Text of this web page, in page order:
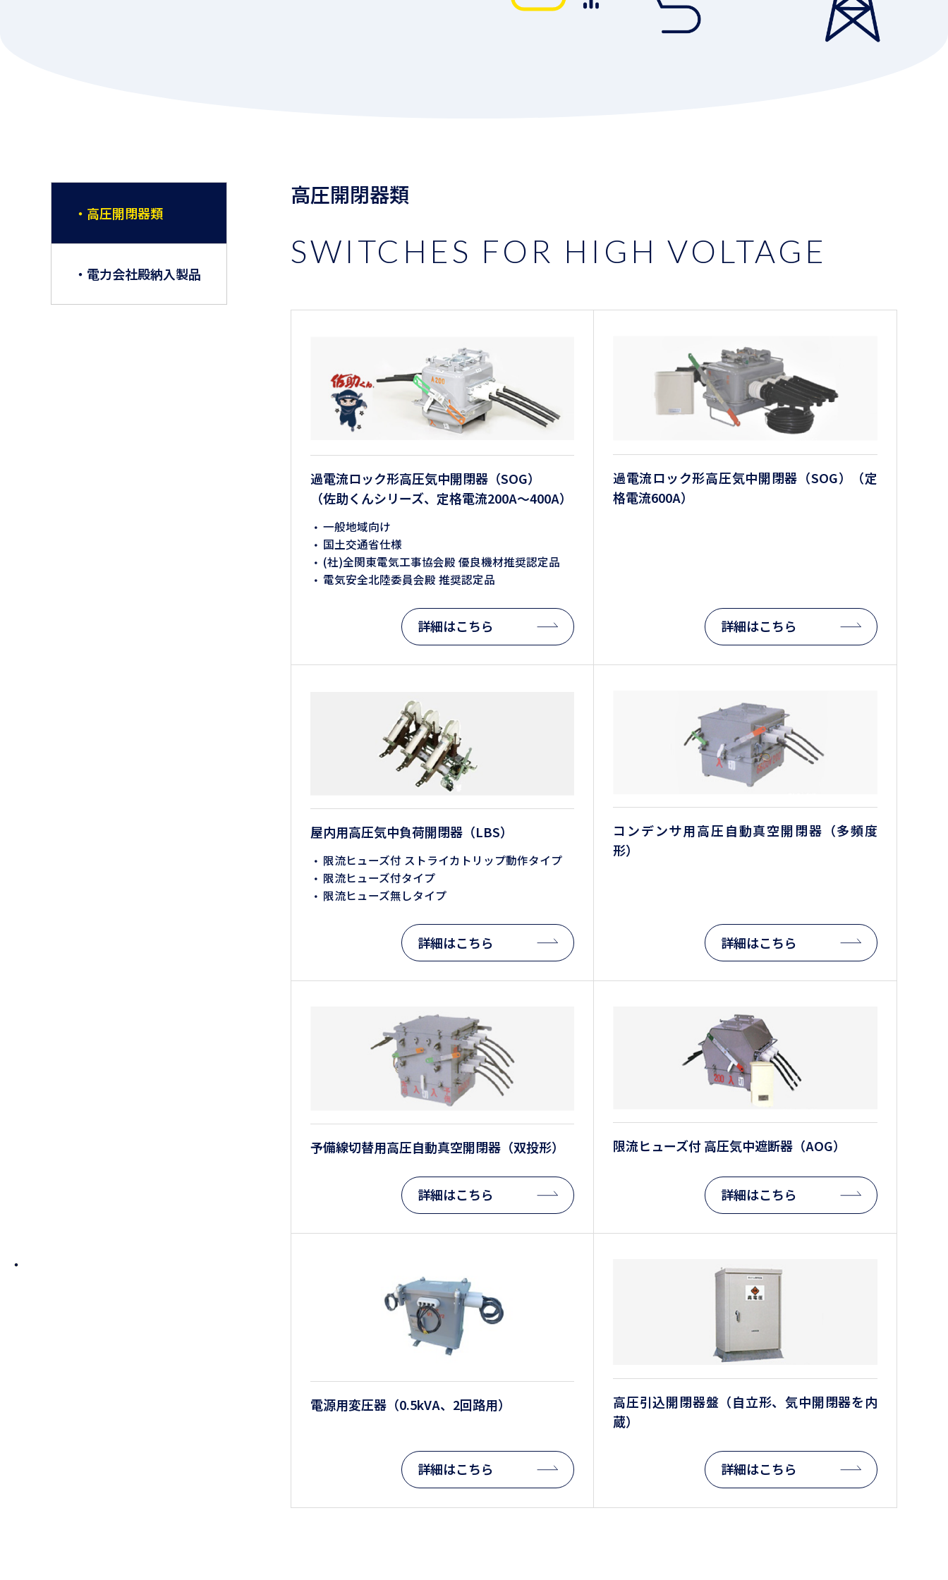
・高圧開閉器類
・電力会社殿納入製品
高圧開閉器類
SWITCHES FOR HIGH VOLTAGE
過電流ロック形高圧気中開閉器（SOG）
（佐助くんシリーズ、定格電流200A～400A）
一般地域向け
国土交通省仕様
(社)全関東電気工事協会殿 優良機材推奨認定品
電気安全北陸委員会殿 推奨認定品
詳細はこちら
過電流ロック形高圧気中開閉器（SOG）（定
格電流600A）
詳細はこちら
屋内用高圧気中負荷開閉器（LBS）
限流ヒューズ付 ストライカトリップ動作タイプ
限流ヒューズ付タイプ
限流ヒューズ無しタイプ
詳細はこちら
コンデンサ用高圧自動真空開閉器（多頻度
形）
詳細はこちら
予備線切替用高圧自動真空開閉器（双投形）
詳細はこちら
限流ヒューズ付 高圧気中遮断器（AOG）
詳細はこちら
電源用変圧器（0.5kVA、2回路用）
詳細はこちら
高圧引込開閉器盤（自立形、気中開閉器を内
蔵）
詳細はこちら